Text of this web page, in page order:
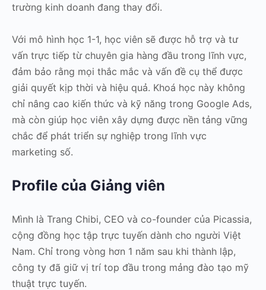
trường kinh doanh đang thay đổi.
Với mô hình học 1-1, học viên sẽ được hỗ trợ và tư
vấn trực tiếp từ chuyên gia hàng đầu trong lĩnh vực,
đảm bảo rằng mọi thắc mắc và vấn đề cụ thể được
giải quyết kịp thời và hiệu quả. Khoá học này không
chỉ nâng cao kiến thức và kỹ năng trong Google Ads,
mà còn giúp học viên xây dựng được nền tảng vững
chắc để phát triển sự nghiệp trong lĩnh vực
marketing số.
Profile của Giảng viên
Mình là Trang Chibi, CEO và co-founder của Picassia,
cộng đồng học tập trực tuyến dành cho người Việt
Nam. Chỉ trong vòng hơn 1 năm sau khi thành lập,
công ty đã giữ vị trí top đầu trong mảng đào tạo mỹ
thuật trực tuyến.